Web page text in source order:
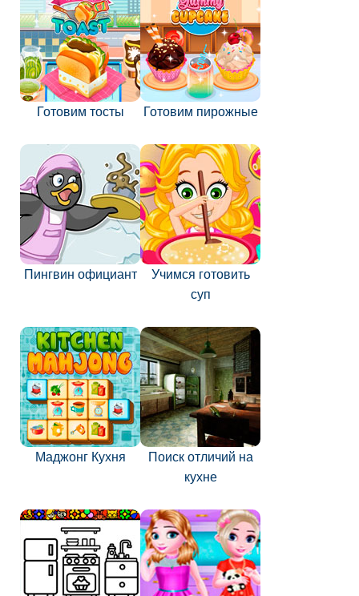
Готовим тосты Готовим пирожные
Пингвин официант
Учимся готовить
суп
Маджонг Кухня
Поиск отличий на
кухне